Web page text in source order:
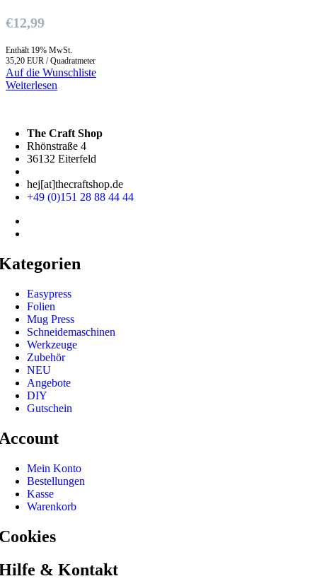
€12,99
Enthält 19% MwSt.
35,20 EUR / Quadratmeter
Auf die Wunschliste
Weiterlesen
The Craft Shop
Rhönstraße 4
36132 Eiterfeld
hej[at]thecraftshop.de
+49 (0)151 28 88 44 44
Easypress
Folien
Mug Press
Schneidemaschinen
Werkzeuge
Zubehör
NEU
Angebote
DIY
Gutschein
Mein Konto
Bestellungen
Kasse
Warenkorb
& Kontakt